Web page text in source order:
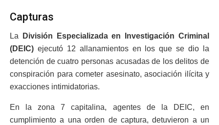
Capturas
La
División Especializada en Investigación Criminal
(DEIC) ejecutó 12 allanamientos en los que se dio la
detención de cuatro personas acusadas de los delitos de
conspiración para cometer asesinato, asociación ilícita y
exacciones intimidatorias.
En la zona 7 capitalina, agentes de la DEIC, en
cumplimiento a una orden de captura, detuvieron a un